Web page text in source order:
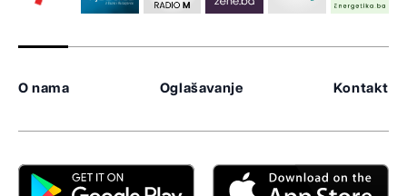
O nama Oglašavanje Kontakt